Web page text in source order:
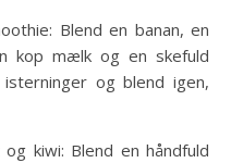
Blend en banan, en
kop mælk og en skefuld
og blend igen,
kiwi: Blend en håndfuld